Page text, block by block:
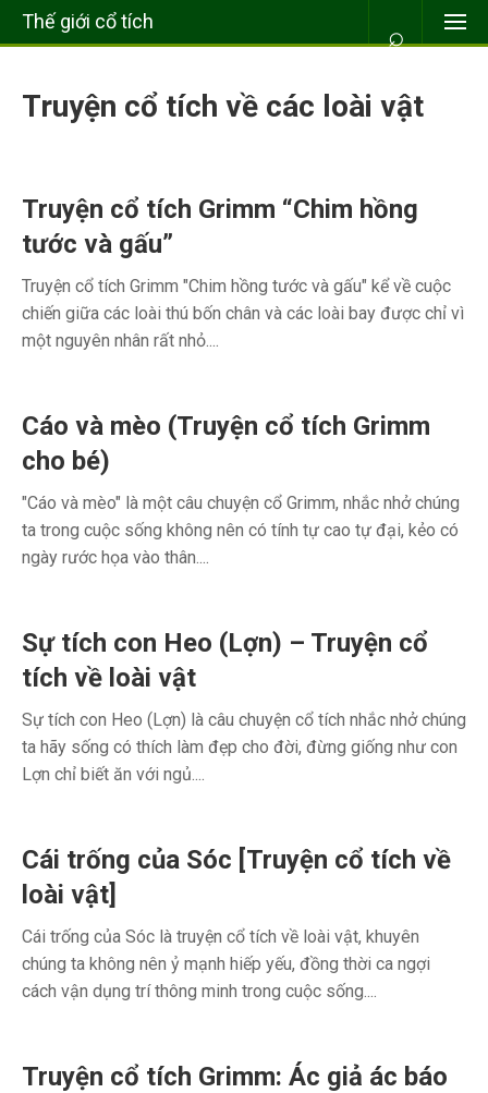
Thế giới cổ tích ⌕
Truyện cổ tích về các loài vật
Truyện cổ tích Grimm “Chim hồng
tước và gấu”
Truyện cổ tích Grimm "Chim hồng tước và gấu" kể về cuộc
chiến giữa các loài thú bốn chân và các loài bay được chỉ vì
một nguyên nhân rất nhỏ....
Cáo và mèo (Truyện cổ tích Grimm
cho bé)
"Cáo và mèo" là một câu chuyện cổ Grimm, nhắc nhở chúng
ta trong cuộc sống không nên có tính tự cao tự đại, kẻo có
ngày rước họa vào thân....
Sự tích con Heo (Lợn) – Truyện cổ
tích về loài vật
Sự tích con Heo (Lợn) là câu chuyện cổ tích nhắc nhở chúng
ta hãy sống có thích làm đẹp cho đời, đừng giống như con
Lợn chỉ biết ăn với ngủ....
Cái trống của Sóc [Truyện cổ tích về
loài vật]
Cái trống của Sóc là truyện cổ tích về loài vật, khuyên
chúng ta không nên ỷ mạnh hiếp yếu, đồng thời ca ngợi
cách vận dụng trí thông minh trong cuộc sống....
Truyện cổ tích Grimm: Ác giả ác báo